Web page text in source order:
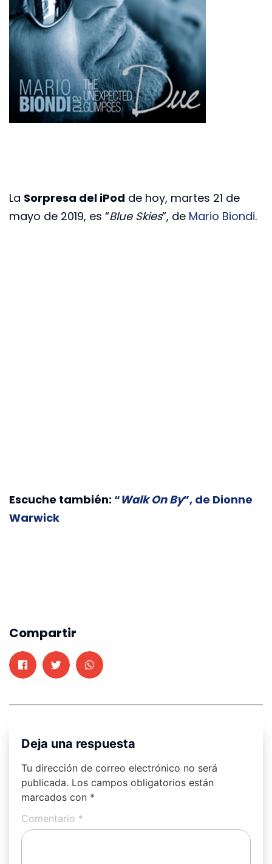
La Sorpresa del iPod de hoy, martes 21 de
mayo de 2019, es “Blue Skies”, de Mario Biondi.
Escuche también: “Walk On By”, de Dionne
Warwick
Compartir
Deja una respuesta
Tu dirección de correo electrónico no será
publicada. Los campos obligatorios están
marcados con *
Comentario *